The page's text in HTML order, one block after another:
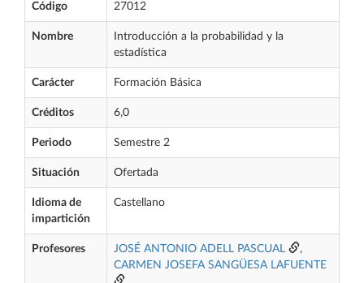
Código 27012
Nombre
Introducción a la probabilidad y la
estadística
Carácter Formación Básica
Créditos 6,0
Periodo Semestre 2
Situación Ofertada
Idioma de
impartición
Castellano
Profesores JOSÉ ANTONIO ADELL PASCUAL
,
CARMEN JOSEFA SANGÜESA LAFUENTE